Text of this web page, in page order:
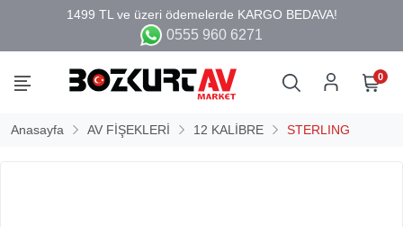
0555 960 6271
0
Anasayfa AV FİŞEKLERİ 12 KALİBRE STERLING